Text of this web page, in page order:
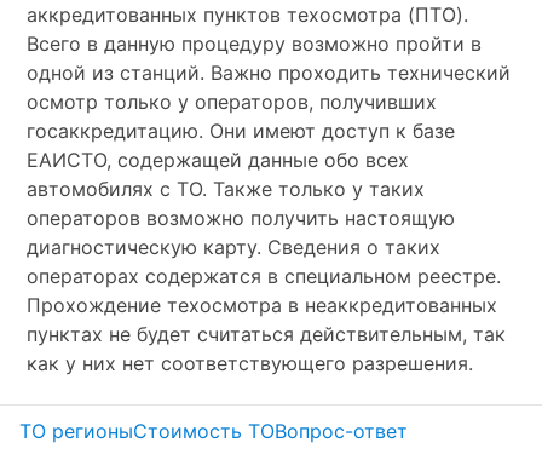
аккредитованных пунктов техосмотра (ПТО).
Всего в данную процедуру возможно пройти в
одной из станций. Важно проходить технический
осмотр только у операторов, получивших
госаккредитацию. Они имеют доступ к базе
ЕАИСТО, содержащей данные обо всех
автомобилях с ТО. Также только у таких
операторов возможно получить настоящую
диагностическую карту. Сведения о таких
операторах содержатся в специальном реестре.
Прохождение техосмотра в неаккредитованных
пунктах не будет считаться действительным, так
как у них нет соответствующего разрешения.
ТО регионыСтоимость ТОВопрос-ответ